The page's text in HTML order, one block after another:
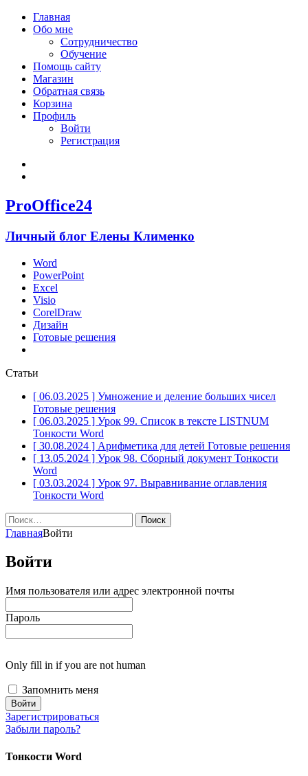
Главная
Обо мне
Сотрудничество
Обучение
Помощь сайту
Магазин
Обратная связь
Корзина
Профиль
Войти
Регистрация
ProOffice24
Личный блог Елены Клименко
Word
PowerPoint
Excel
Visio
CorelDraw
Дизайн
Готовые решения
Статьи
[ 06.03.2025 ] Умножение и деление больших чисел
Готовые решения
[ 06.03.2025 ] Урок 99. Список в тексте LISTNUM
Тонкости Word
[ 30.08.2024 ] Арифметика для детей Готовые решения
[ 13.05.2024 ] Урок 98. Сборный документ Тонкости
Word
[ 03.03.2024 ] Урок 97. Выравнивание оглавления
Тонкости Word
Найти:
ГлавнаяВойти
Войти
Имя пользователя или адрес электронной почты
Пароль
Only fill in if you are not human
Запомнить меня
Зарегистрироваться
Забыли пароль?
Тонкости Word